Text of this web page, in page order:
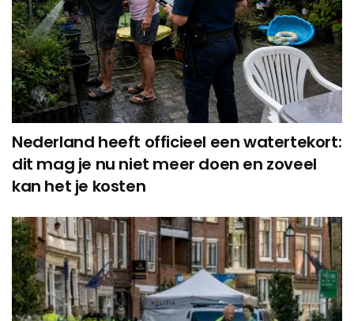
Nederland heeft officieel een watertekort:
dit mag je nu niet meer doen en zoveel
kan het je kosten